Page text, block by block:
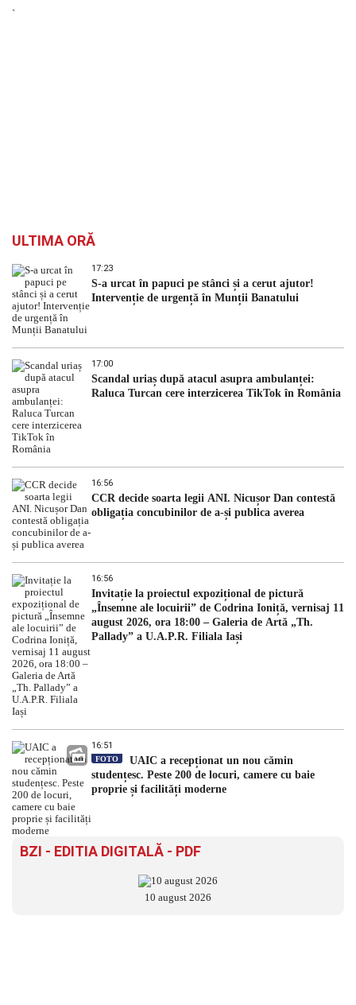
`
ULTIMA ORĂ
17:23
S-a urcat în papuci pe stânci și a cerut ajutor!
Intervenție de urgență în Munții Banatului
17:00
Scandal uriaș după atacul asupra ambulanței:
Raluca Turcan cere interzicerea TikTok în România
16:56
CCR decide soarta legii ANI. Nicușor Dan contestă
obligația concubinilor de a-și publica averea
16:56
Invitație la proiectul expozițional de pictură
„Însemne ale locuirii” de Codrina Ioniță, vernisaj 11
august 2026, ora 18:00 – Galeria de Artă „Th.
Pallady” a U.A.P.R. Filiala Iași
16:51
FOTO
UAIC a recepționat un nou cămin
studențesc. Peste 200 de locuri, camere cu baie
proprie și facilități moderne
BZI - EDITIA DIGITALĂ - PDF
10 august 2026